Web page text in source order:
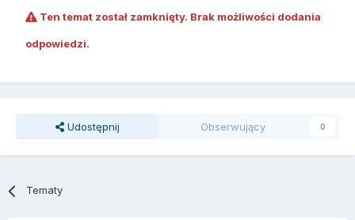
Ten temat został zamknięty. Brak możliwości dodania
odpowiedzi.
Udostępnij Obserwujący 0
Tematy